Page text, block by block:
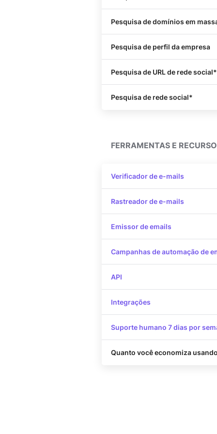
Pesquisa de domínios em
Pesquisa de perfil da empresa
Pesquisa de URL de rede social*
Pesquisa de rede social*
FERRAMENTAS E
Verificador de e-mails
Rastreador de e-mails
Emissor de emails
Campanhas de automação de
API
Integrações
Suporte humano 7 dias por
Quanto você economiza